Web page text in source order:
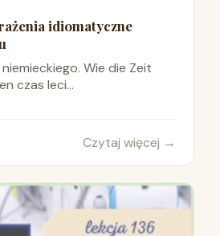
idiomatyczne
Wie die Zeit
czas leci...
Czytaj więcej →